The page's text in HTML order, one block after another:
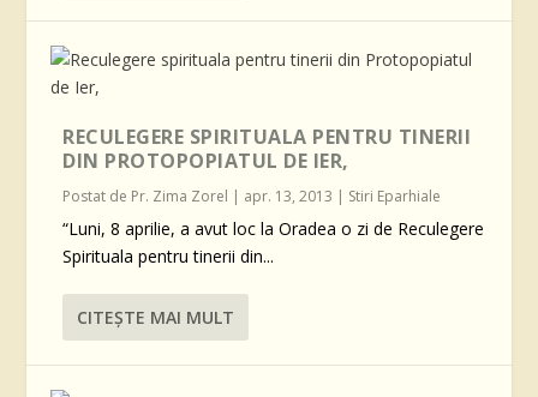
RECULEGERE SPIRITUALA PENTRU TINERII
DIN PROTOPOPIATUL DE IER,
Postat de Pr. Zima Zorel | apr. 13, 2013 | Stiri Eparhiale
“Luni, 8 aprilie, a avut loc la Oradea o zi de Reculegere
Spirituala pentru tinerii din...
CITEŞTE MAI MULT